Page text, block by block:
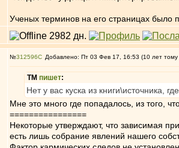
Ученых терминов на его страницах было
№312596 Добавлено: Пт 03 Фев 17, 16:53 (10 лет тому
ТМ пишет:
Нет у вас куска из книги\источника,
Мне это много где попадалось, из того,
================
Некоторые утверждают, что зависимая
есть лишь собрание явлений нашего